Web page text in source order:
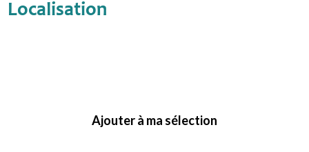
Localisation
Ajouter à ma sélection